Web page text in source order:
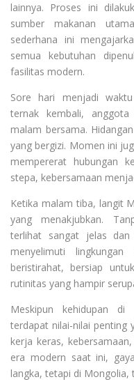
lainnya. Proses ini
sumber makanan
sederhana ini
semua kebutuhan
fasilitas modern.
Sore hari menjadi
ternak kembali,
malam bersama.
yang bergizi. Momen ini
mempererat hubungan
stepa, kebersamaan
Ketika malam tiba, langit
yang menakjubkan.
terlihat sangat jelas
menyelimuti
beristirahat, bersiap
rutinitas yang hampir
Meskipun kehidupan di
terdapat nilai-nilai penting
kerja keras,
era modern saat ini,
langka, tetapi di